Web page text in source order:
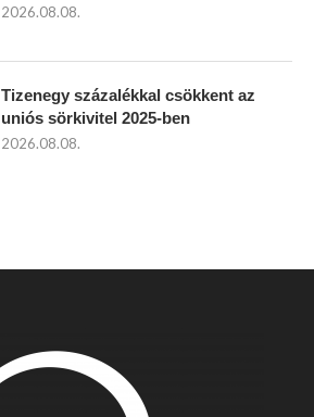
2026.08.08.
Tizenegy százalékkal csökkent az
uniós sörkivitel 2025-ben
2026.08.08.